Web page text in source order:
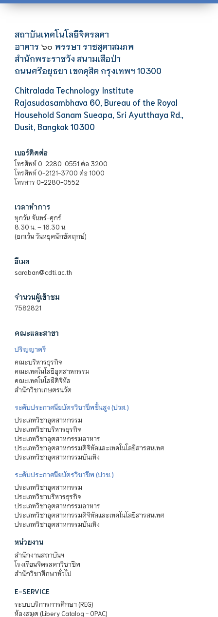
สถาบันเทคโนโลยีจิตรลดา
อาคาร ๖๐ พรรษา ราชสุดาสมภพ
สำนักพระราชวัง สนามเสือป่า
ถนนศรีอยุธยา เขตดุสิต กรุงเทพฯ 10300
Chitralada Technology Institute
Rajasudasambhava 60, Bureau of the Royal
Household Sanam Sueapa, Sri Ayutthaya Rd.,
Dusit, Bangkok 10300
เบอร์ติดต่อ
โทรศัพท์ 0-2280-0551 ต่อ 3200
โทรศัพท์ 0-2121-3700 ต่อ 1000
โทรสาร 0-2280-0552
เวลาทำการ
ทุกวัน จันทร์-ศุกร์
8.30 น. – 16.30 น.
(ยกเว้น วันหยุดนักขัตฤกษ์)
อีเมล
saraban@cdti.ac.th
จำนวนผู้เข้าชม
7582821
คณะและสาขา
ปริญญาตรี
คณะบริหารธุรกิจ
คณะเทคโนโลยีอุตสาหกรรม
คณะเทคโนโลยีดิจิทัล
สำนักวิชาเกษตรนวัต
ระดับประกาศนียบัตรวิชาชีพชั้นสูง (ปวส.)
ประเภทวิชาอุตสาหกรรม
ประเภทวิชาบริหารธุรกิจ
ประเภทวิชาอุตสาหกรรมอาหาร
ประเภทวิชาอุตสาหกรรมดิจิทัลและเทคโนโลยีสารสนเทศ
ประเภทวิชาอุตสาหกรรมบันเทิง
ระดับประกาศนียบัตรวิชาชีพ (ปวช.)
ประเภทวิชาอุตสาหกรรม
ประเภทวิชาบริหารธุรกิจ
ประเภทวิชาอุตสาหกรรมอาหาร
ประเภทวิชาอุตสาหกรรมดิจิทัลและเทคโนโลยีสารสนเทศ
ประเภทวิชาอุตสาหกรรมบันเทิง
หน่วยงาน
สำนักงานสถาบันฯ
โรงเรียนจิตรลดาวิชาชีพ
สำนักวิชาศึกษาทั่วไป
E-SERVICE
ระบบบริการการศึกษา (REG)
ห้องสมุด (Libery Catalog - OPAC)